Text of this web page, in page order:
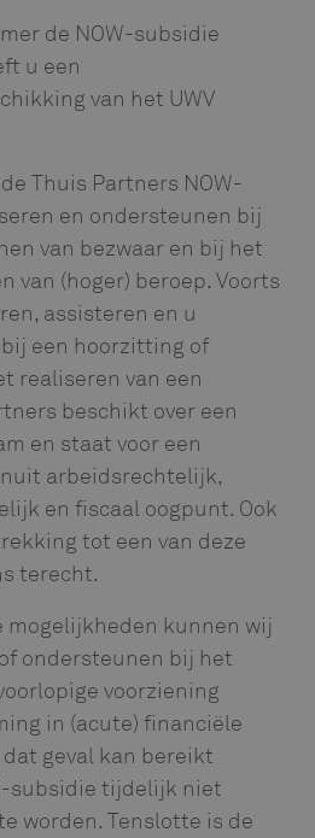
de NOW-subsidie
u een
van het UWV
Thuis Partners NOW-
en ondersteunen bij
van bezwaar en bij het
van (hoger) beroep. Voorts
assisteren en u
een hoorzitting of
realiseren van een
beschikt over een
en staat voor een
arbeidsrechtelijk,
en fiscaal oogpunt. Ook
tot een van deze
terecht.
mogelijkheden kunnen wij
ondersteunen bij het
voorziening
in (acute) financiële
geval kan bereikt
subsidie tijdelijk niet
worden. Tenslotte is de